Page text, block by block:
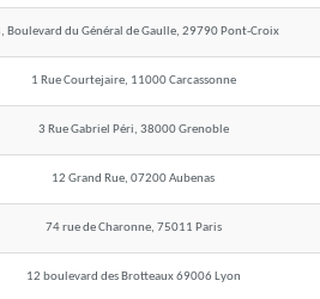
Boulevard du Général de Gaulle, 29790 Pont-Croix
1 Rue Courtejaire, 11000 Carcassonne
3 Rue Gabriel Péri, 38000 Grenoble
12 Grand Rue, 07200 Aubenas
74 rue de Charonne, 75011 Paris
12 boulevard des Brotteaux 69006 Lyon